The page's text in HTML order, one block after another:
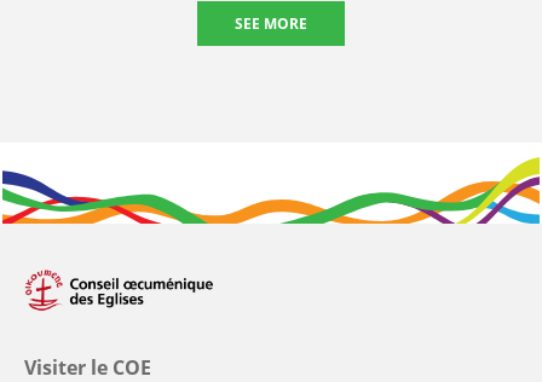
SEE MORE
Visiter le COE